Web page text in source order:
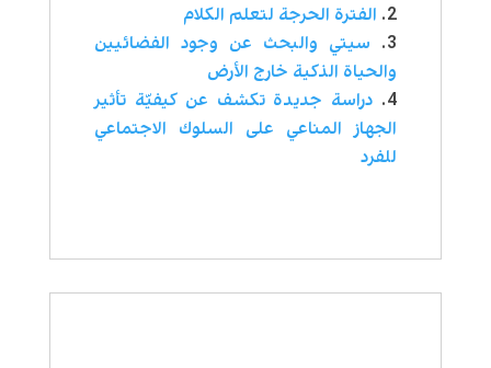
الفترة الحرجة لتعلم الكلام
سيتي والبحث عن وجود الفضائيين
والحياة الذكية خارج الأرض
دراسة جديدة تكشف عن كيفيّة تأثير
الجهاز المناعي على السلوك الاجتماعي
للفرد